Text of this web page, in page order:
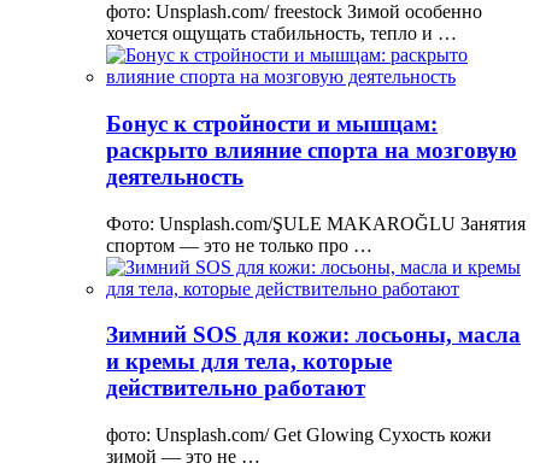
фото: Unsplash.com/ freestock Зимой особенно
хочется ощущать стабильность, тепло и …
Бонус к стройности и мышцам:
раскрыто влияние спорта на мозговую
деятельность
Фото: Unsplash.com/ŞULE MAKAROĞLU Занятия
спортом — это не только про …
Зимний SOS для кожи: лосьоны, масла
и кремы для тела, которые
действительно работают
фото: Unsplash.com/ Get Glowing Сухость кожи
зимой — это не …